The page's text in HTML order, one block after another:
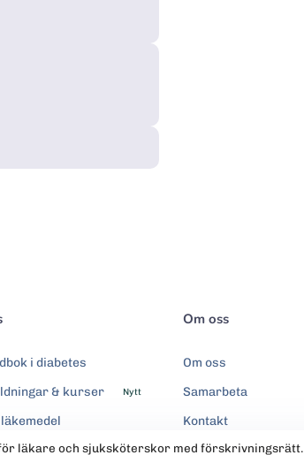
i diabetes
& kurser
Nytt
läkemedel
Om oss
Om oss
Samarbeta
Kontakt
Integritetspolicy
läkare och sjuksköterskor med förskrivningsrätt.